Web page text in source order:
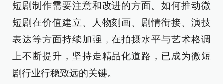
短剧制作需要注意和改进的方面。如何推动微
短剧在价值建立、人物刻画、剧情衔接、演技
表达等方面持续加强，在拍摄水平与艺术格调
上不断提升，坚持走精品化道路，已成为微短
剧行业行稳致远的关键。